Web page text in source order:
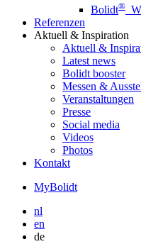
Bolidt®
Referenzen
Aktuell & Inspiration
Aktuell &
Latest news
Bolidt booster
Messen &
Veranstaltungen
Presse
Social media
Videos
Photos
Kontakt
MyBolidt
nl
en
de